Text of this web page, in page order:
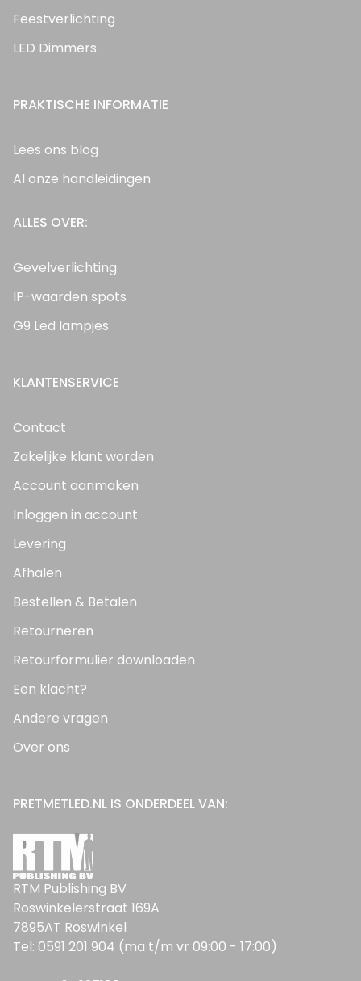
Feestverlichting
LED Dimmers
PRAKTISCHE INFORMATIE
Lees ons blog
Al onze handleidingen
ALLES OVER:
Gevelverlichting
IP-waarden spots
G9 Led lampjes
KLANTENSERVICE
Contact
Zakelijke klant worden
Account aanmaken
Inloggen in account
Levering
Afhalen
Bestellen & Betalen
Retourneren
Retourformulier downloaden
Een klacht?
Andere vragen
Over ons
PRETMETLED.NL IS ONDERDEEL VAN:
RTM Publishing BV
Roswinkelerstraat 169A
7895AT Roswinkel
Tel: 0591 201 904 (ma t/m vr 09:00 - 17:00)